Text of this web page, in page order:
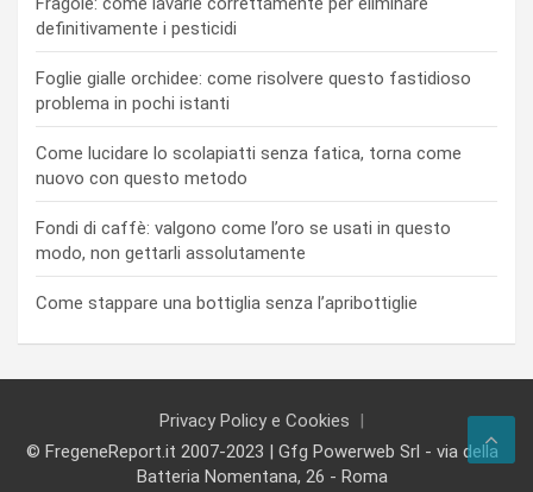
definitivamente i pesticidi
Foglie gialle orchidee: come risolvere questo fastidioso
problema in pochi istanti
Come lucidare lo scolapiatti senza fatica, torna come
nuovo con questo metodo
Fondi di caffè: valgono come l’oro se usati in questo
modo, non gettarli assolutamente
Come stappare una bottiglia senza l’apribottiglie
Privacy Policy e Cookies
© FregeneReport.it 2007-2023 | Gfg Powerweb Srl - via della
Batteria Nomentana, 26 - Roma